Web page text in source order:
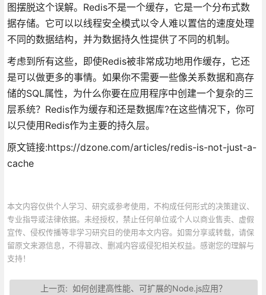
图摆脱这个误解。Redis不是一个缓存，它是一个分布式数
据存储。它可以以线程安全模式以令人难以置信的速度处理
不同的数据结构，并为数据持久性提供了不同的机制。
考虑到所有这些，即使Redis被非常成功地用作缓存，它还
是可以做更多的事情。如果你不需要一些像关系数据和高存
储的SQL属性，为什么你要在应用程序中创建一个复杂的三
层系统？Redis作为缓存和还是数据库?在这些情况下，你可
以只使用Redis作为主要的持久层。
原文链接:https://dzone.com/articles/redis-is-not-just-a-
cache
本文内容仅供个人学习、研究或参考使用，不构成任何形式的决策建议、
专业指导或法律依据。未经授权，禁止任何单位或个人以商业售卖、虚假
宣传、侵权传播等非学习研究目的使用本文内容。如需分享或转载，请保
留原文来源信息，不得篡改、删减内容或侵犯相关权益。感谢您的理解与
支持！
上一页: 如何创建高性能、可扩展的Node.js应用？